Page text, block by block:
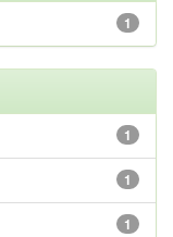
1
1
1
1